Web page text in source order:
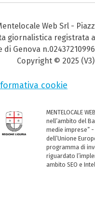
Web Srl -
giornalistica registrata
Genova
Copyright © 2025
cookie
MENTELOCALE
nell’ambito del
medie imprese” -
dell’Unione
programma di
riguardato
ambito SEO e